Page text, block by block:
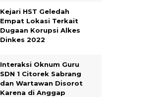
Kejari HST Geledah
Empat Lokasi Terkait
Dugaan Korupsi Alkes
Dinkes 2022
Interaksi Oknum Guru
SDN 1 Citorek Sabrang
dan Wartawan Disorot
Karena di Anggap